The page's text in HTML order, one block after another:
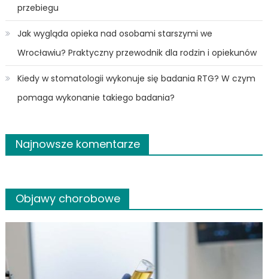
przebiegu
Jak wygląda opieka nad osobami starszymi we
Wrocławiu? Praktyczny przewodnik dla rodzin i opiekunów
Kiedy w stomatologii wykonuje się badania RTG? W czym
pomaga wykonanie takiego badania?
Najnowsze komentarze
Objawy chorobowe